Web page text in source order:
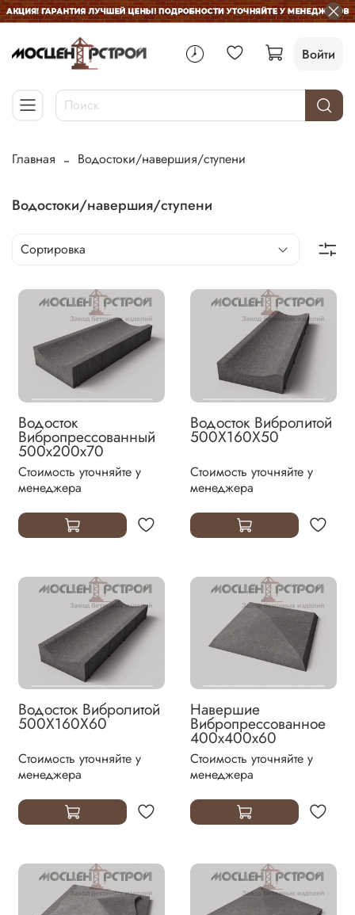
Войти
Главная Водостоки/навершия/ступени
Водостоки/навершия/ступени
Водосток
Вибропрессованный
500х200х70
Стоимость уточняйте у
менеджера
Водосток Вибролитой
500Х160Х50
Стоимость уточняйте у
менеджера
Водосток Вибролитой
500Х160Х60
Стоимость уточняйте у
менеджера
Навершие
Вибропрессованное
400х400х60
Стоимость уточняйте у
менеджера